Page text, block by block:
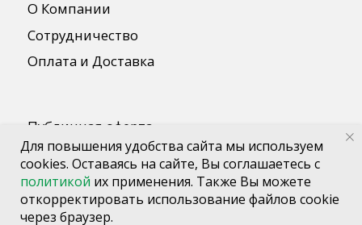
Для повышения удобства сайта мы используем
cookies. Оставаясь на сайте, Вы соглашаетесь с
политикой их применения. Также Вы можете
откорректировать использование файлов cookie
через браузер.